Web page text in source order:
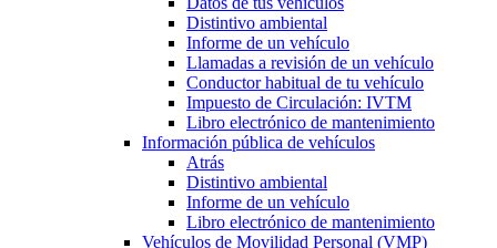
Distintivo ambiental
Informe de un vehículo
Llamadas a revisión de un vehículo
Conductor habitual de tu vehículo
Impuesto de Circulación: IVTM
Libro electrónico de mantenimiento
Información pública de vehículos
Atrás
Distintivo ambiental
Informe de un vehículo
Libro electrónico de mantenimiento
Vehículos de Movilidad Personal (VMP)